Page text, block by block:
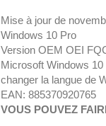
Mise à jour de
Windows 10 Pro
Version OEM OEI
Microsoft Windows
changer la langue de
EAN: 885370920765
VOUS POUVEZ